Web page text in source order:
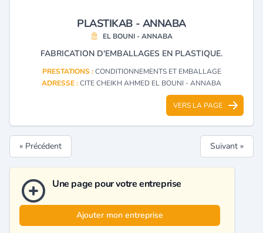
PLASTIKAB - ANNABA
EL BOUNI - ANNABA
FABRICATION D'EMBALLAGES EN PLASTIQUE.
PRESTATIONS :CONDITIONNEMENTS ET EMBALLAGE
ADRESSE :CITE CHEIKH AHMED EL BOUNI - ANNABA
VERS LA PAGE
« Précédent Suivant »
Une page pour votre entreprise
Ajouter mon entreprise